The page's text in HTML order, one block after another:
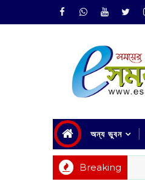
অন্য ভুবন
Breaking